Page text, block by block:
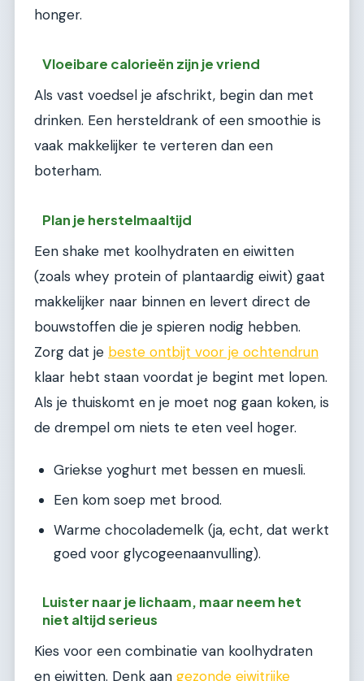
honger.
Vloeibare calorieën zijn je vriend
Als vast voedsel je afschrikt, begin dan met
drinken. Een hersteldrank of een smoothie is
vaak makkelijker te verteren dan een
boterham.
Plan je herstelmaaltijd
Een shake met koolhydraten en eiwitten
(zoals whey protein of plantaardig eiwit) gaat
makkelijker naar binnen en levert direct de
bouwstoffen die je spieren nodig hebben.
Zorg dat je beste ontbijt voor je ochtendrun
klaar hebt staan voordat je begint met lopen.
Als je thuiskomt en je moet nog gaan koken, is
de drempel om niets te eten veel hoger.
Griekse yoghurt met bessen en muesli.
Een kom soep met brood.
Warme chocolademelk (ja, echt, dat werkt
goed voor glycogeenaanvulling).
Luister naar je lichaam, maar neem het
niet altijd serieus
Kies voor een combinatie van koolhydraten
en eiwitten. Denk aan gezonde eiwitrijke